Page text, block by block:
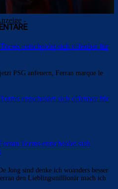
-
entscheidet sich offenbar für
PSG anfeuern, Ferran marque le
entscheidet sich offenbar für
Torres entscheidet sich
Jong sind denke ich woanders besser
den Lieblingsmillionär mach ich